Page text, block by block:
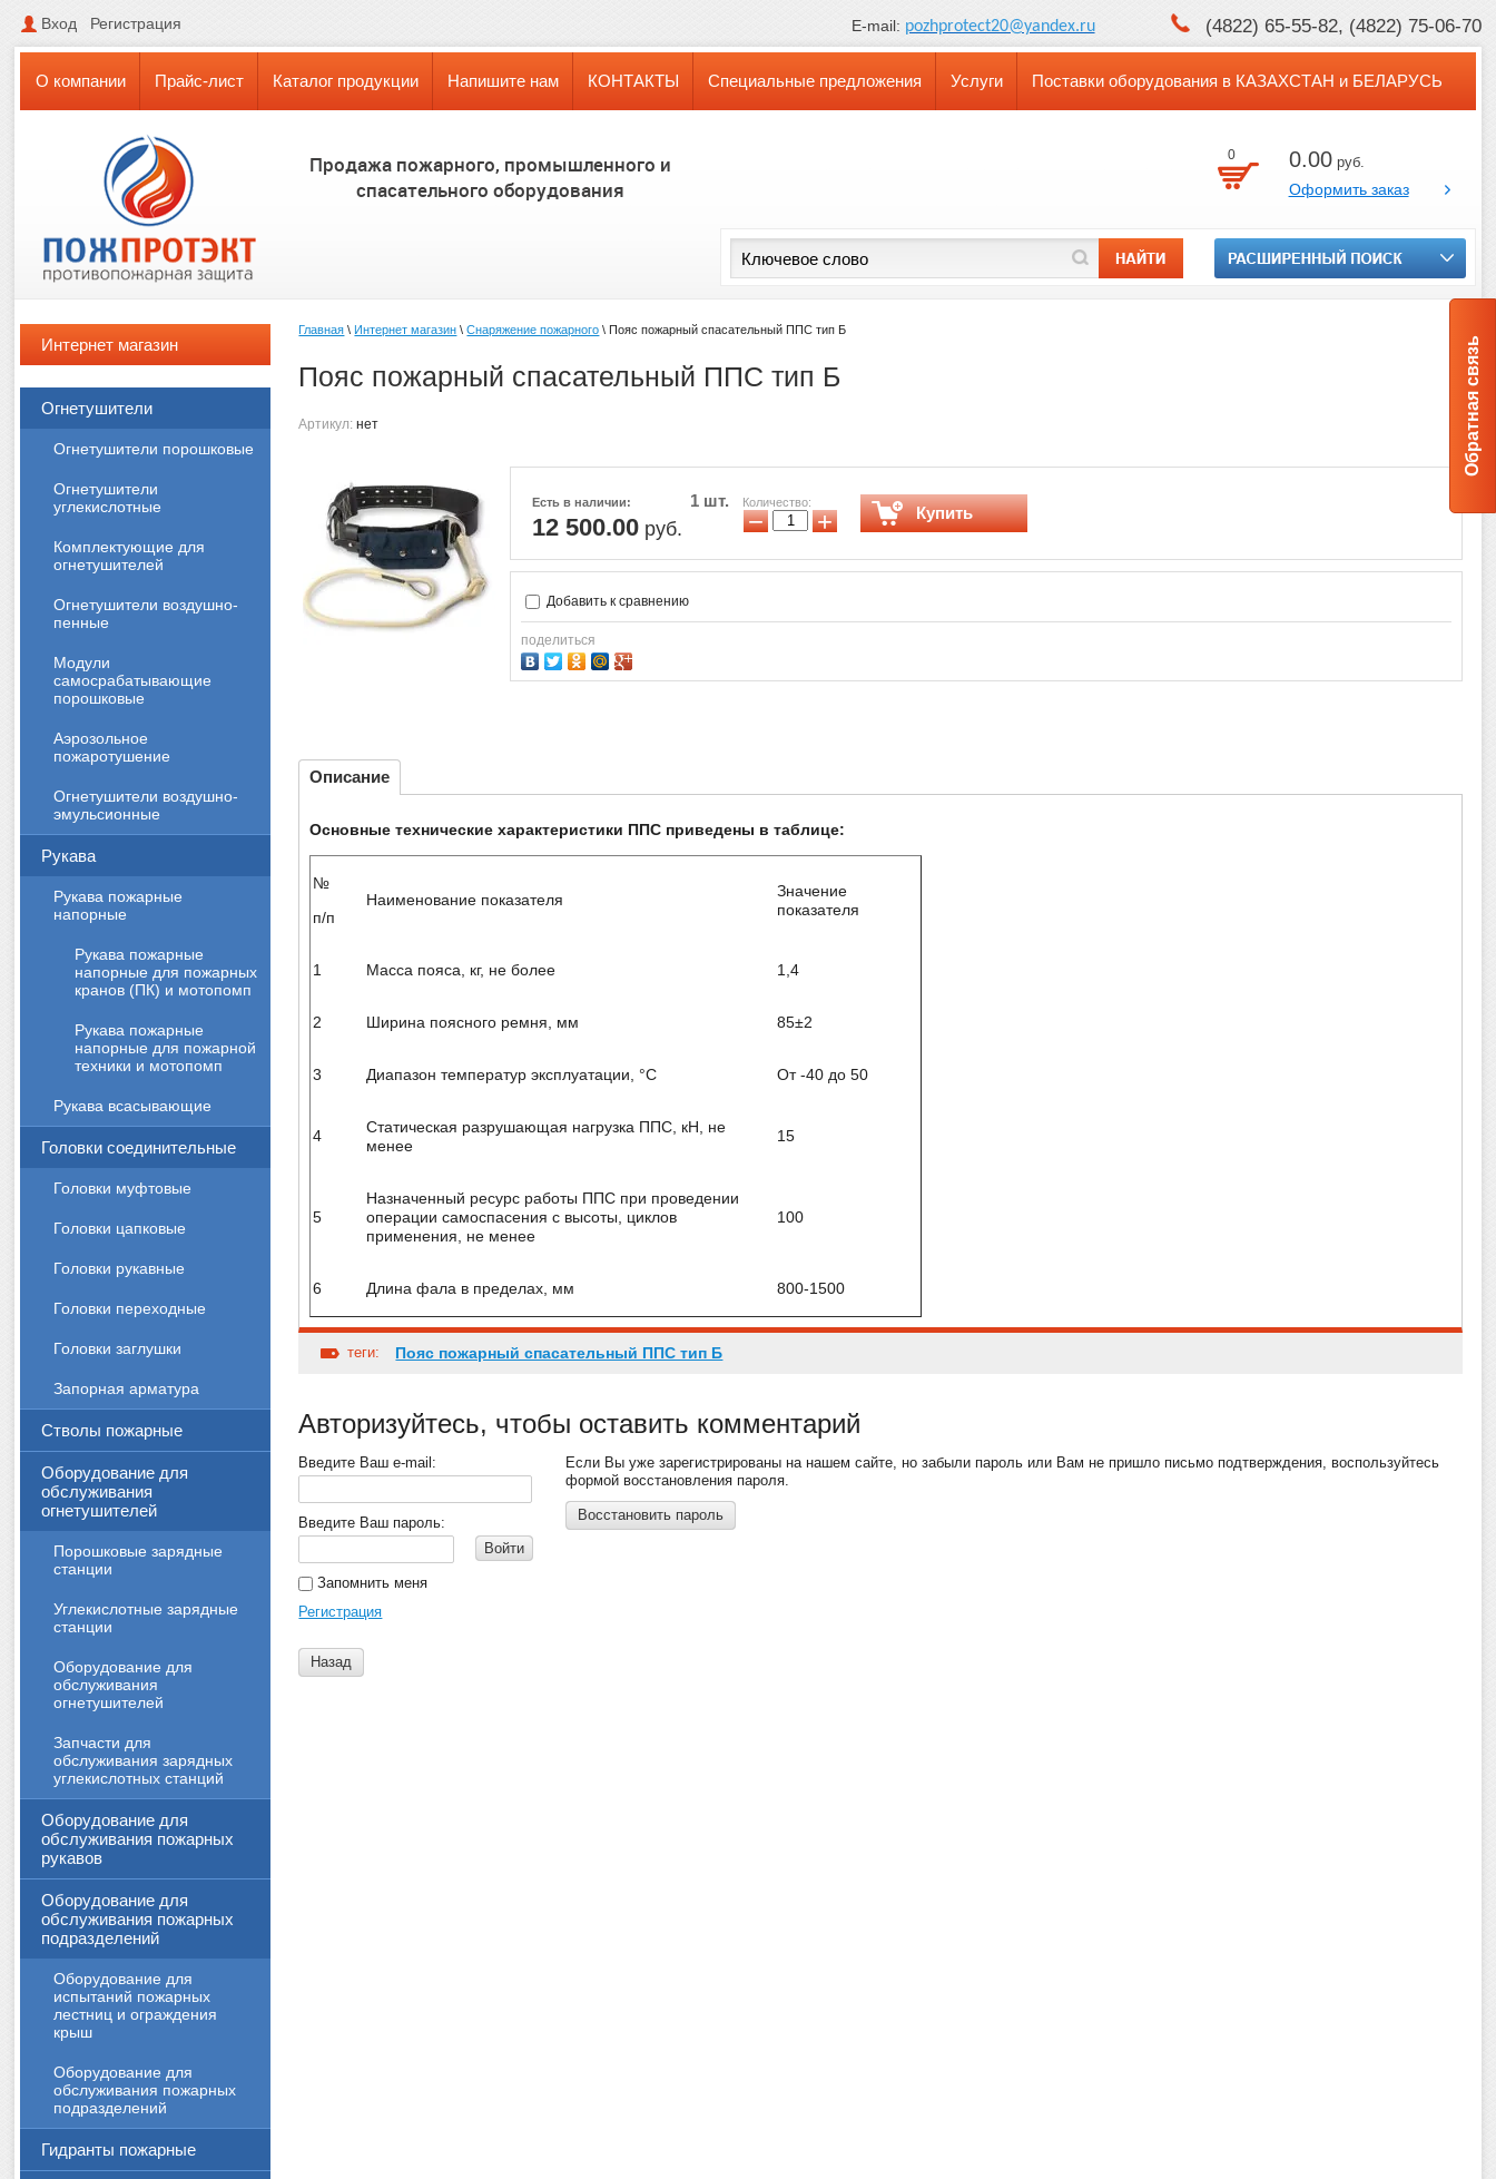
Обратная связь
Вход Регистрация (4822) 65-55-82, (4822) 75-06-70
E-mail: pozhprotect20@yandex.ru
0 0.00руб.
Оформить заказ
Продажа пожарного, промышленного и
спасательного оборудования
О компании Прайс-лист Каталог продукции Напишите нам КОНТАКТЫ Специальные предложения Услуги Поставки оборудования в КАЗАХСТАН и БЕЛАРУСЬ
Главная \ Интернет магазин \Снаряжение пожарного \Пояс пожарный спасательный ППС тип Б
Пояс пожарный спасательный ППС тип Б
Артикул: нет
Есть в наличии: 1 шт.
12 500.00 руб.
Количество:
− + Купить
Добавить к сравнению
поделиться
Описание
Основные технические характеристики ППС приведены в таблице:
№
п/п
Наименование показателя
Значение
показателя
1 Масса пояса, кг, не более 1,4
2 Ширина поясного ремня, мм 85±2
3 Диапазон температур эксплуатации, °С От -40 до 50
4
Статическая разрушающая нагрузка ППС, кН, не
менее
15
5
Назначенный ресурс работы ППС при проведении
операции самоспасения с высоты, циклов
применения, не менее
100
6 Длина фала в пределах, мм 800-1500
теги: Пояс пожарный спасательный ППС тип Б
Авторизуйтесь, чтобы оставить комментарий
Введите Ваш e-mail:
Введите Ваш пароль:
Войти
Запомнить меня
Регистрация
Если Вы уже зарегистрированы на нашем сайте, но забыли пароль или Вам не пришло письмо подтверждения, воспользуйтесь
формой восстановления пароля.
Восстановить пароль
Назад
Интернет магазин
Огнетушители
Огнетушители порошковые
Огнетушители
углекислотные
Комплектующие для
огнетушителей
Огнетушители воздушно-
пенные
Модули
самосрабатывающие
порошковые
Аэрозольное
пожаротушение
Огнетушители воздушно-
эмульсионные
Рукава
Рукава пожарные
напорные
Рукава пожарные
напорные для пожарных
кранов (ПК) и мотопомп
Рукава пожарные
напорные для пожарной
техники и мотопомп
Рукава всасывающие
Головки соединительные
Головки муфтовые
Головки цапковые
Головки рукавные
Головки переходные
Головки заглушки
Запорная арматура
Стволы пожарные
Оборудование для
обслуживания
огнетушителей
Порошковые зарядные
станции
Углекислотные зарядные
станции
Оборудование для
обслуживания
огнетушителей
Запчасти для
обслуживания зарядных
углекислотных станций
Оборудование для
обслуживания пожарных
рукавов
Оборудование для
обслуживания пожарных
подразделений
Оборудование для
испытаний пожарных
лестниц и ограждения
крыш
Оборудование для
обслуживания пожарных
подразделений
Гидранты пожарные